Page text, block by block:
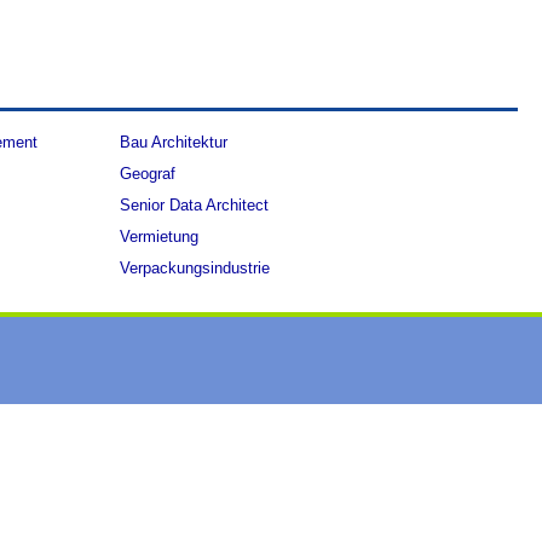
Bau Architektur
Geograf
Senior Data Architect
Vermietung
Verpackungsindustrie